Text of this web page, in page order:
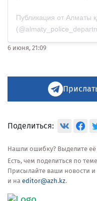
Публикация от Алматы
6 июня, 21:09
Поделиться:
Нашли ошибку? Выделите
Есть, чем поделиться по
Присылайте ваши новости и
и на editor@azh.kz.